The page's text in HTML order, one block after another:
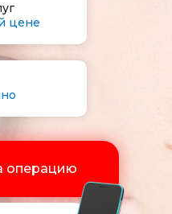
операцию
цене